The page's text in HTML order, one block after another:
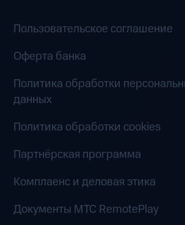
Пользовательское соглашение
Оферта банка
Политика обработки
данных
Политика обработки cookies
Партнёрская программа
Комплаенс и деловая этика
Документы MTC RemotePlay